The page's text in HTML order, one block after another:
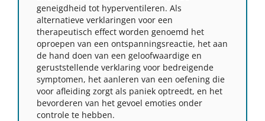
geneigdheid tot hyperventileren. Als
alternatieve verklaringen voor een
therapeutisch effect worden genoemd het
oproepen van een ontspanningsreactie, het aan
de hand doen van een geloofwaardige en
geruststellende verklaring voor bedreigende
symptomen, het aanleren van een oefening die
voor afleiding zorgt als paniek optreedt, en het
bevorderen van het gevoel emoties onder
controle te hebben.